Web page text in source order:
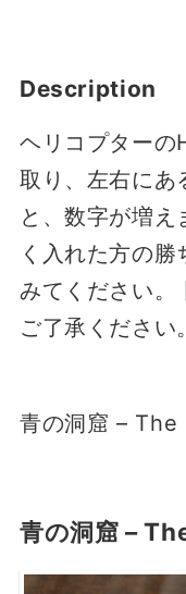
Description
ヘリコプターの
取り、左右にあ
と、数字が増
く入れた方の
みてください。
ご了承ください。
青の洞窟 –
青の洞窟 –